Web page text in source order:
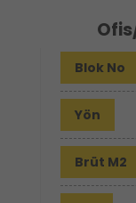
Blok No
Yön
Brüt M2